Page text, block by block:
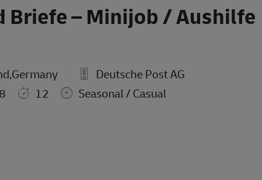
Briefe – Minijob / Aushilfe
Deutsche Post AG
12 Seasonal / Casual